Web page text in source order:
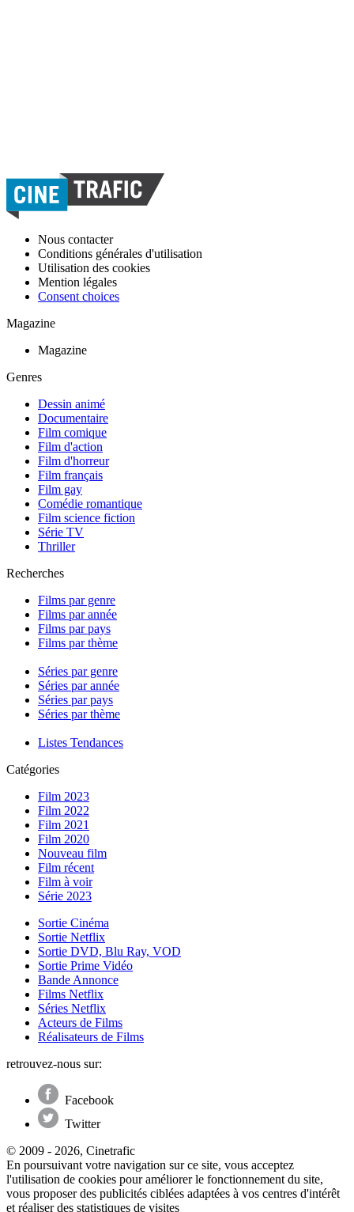
Nous contacter
Conditions générales d'utilisation
Utilisation des cookies
Mention légales
Consent choices
Magazine
Magazine
Genres
Dessin animé
Documentaire
Film comique
Film d'action
Film d'horreur
Film français
Film gay
Comédie romantique
Film science fiction
Série TV
Thriller
Recherches
Films par genre
Films par année
Films par pays
Films par thème
Séries par genre
Séries par année
Séries par pays
Séries par thème
Listes Tendances
Catégories
Film 2023
Film 2022
Film 2021
Film 2020
Nouveau film
Film récent
Film à voir
Série 2023
Sortie Cinéma
Sortie Netflix
Sortie DVD, Blu Ray, VOD
Sortie Prime Vidéo
Bande Annonce
Films Netflix
Séries Netflix
Acteurs de Films
Réalisateurs de Films
retrouvez-nous sur:
Facebook
Twitter
© 2009 - 2026, Cinetrafic
En poursuivant votre navigation sur ce site, vous acceptez
l'utilisation de cookies pour améliorer le fonctionnement du site,
vous proposer des publicités ciblées adaptées à vos centres d'intérêt
et réaliser des statistiques de visites